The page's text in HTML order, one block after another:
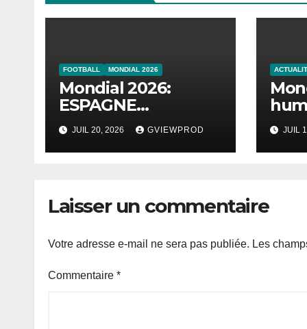
FOOTBALL MONDIAL 2026
Mondial 2026:
ESPAGNE
Championne
JUIL 20, 2026 GVIEWPROD JUIL
Laisser un commentaire
Votre adresse e-mail ne sera pas publiée. Les
Commentaire *